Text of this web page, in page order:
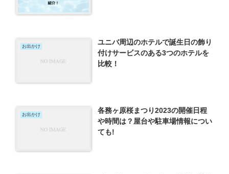
お出かけ
ユニバ周辺のホテルで誕生日の飾り
付けサービスのある3つのホテルを
比較！
お出かけ
各務ヶ原桜まつり2023の開催日程
や時間は？屋台や駐車場情報につい
ても!